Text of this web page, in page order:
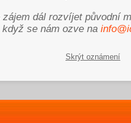
dál rozvíjet původní
když se nám ozve na
Skrýt oznámení